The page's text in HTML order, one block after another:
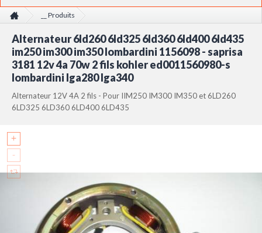
__ Produits
lombardini 1156098 - saprisa 3181 12v 4a 70w 2 fils kohler ed0011560980-s
lombardini lga280 lga340
Alternateur 6ld260 6ld325 6ld360 6ld400 6ld435
im250 im300 im350 lombardini 1156098 - saprisa
3181 12v 4a 70w 2 fils kohler ed0011560980-s
lombardini lga280 lga340
Alternateur 12V 4A 2 fils - Pour IIM250 IM300 IM350 et 6LD260
6LD325 6LD360 6LD400 6LD435